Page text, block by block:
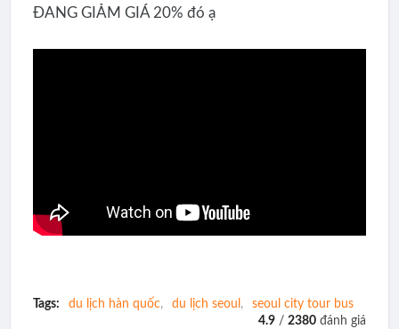
ĐANG GIẢM GIÁ 20% đó ạ
Tags: du lịch hàn quốc du lịch seoul
seoul city tour bus
4.9 /2380 đánh giá